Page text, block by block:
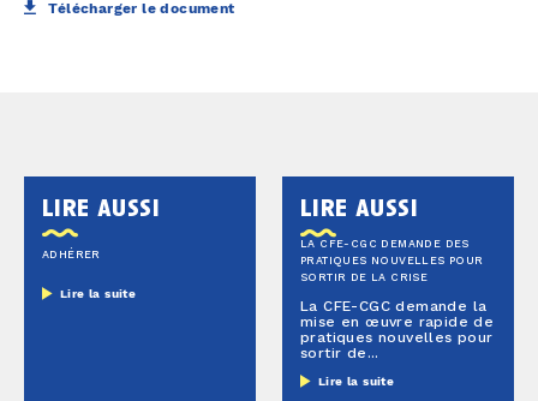
Télécharger le document
lire aussi
ADHÉRER
Lire la suite
lire aussi
LA CFE-CGC DEMANDE DES
PRATIQUES NOUVELLES POUR
SORTIR DE LA CRISE
La CFE-CGC demande la
mise en œuvre rapide de
pratiques nouvelles pour
sortir de...
Lire la suite